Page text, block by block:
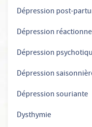
Dépression post-
Dépression
Dépression
Dépression
Dépression souriante
Dysthymie